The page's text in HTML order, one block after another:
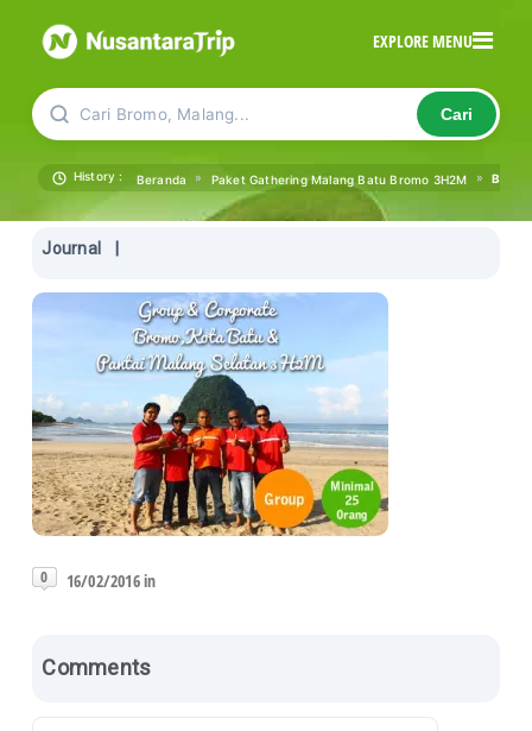
EXPLORE MENU
Cari Bromo, Malang... Cari
History : Beranda » Paket Gathering Malang Batu Bromo 3H2M »
Journal
0 16/02/2016 in
Comments